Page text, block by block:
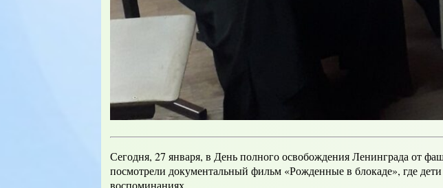
Сегодня, 27 января, в День полного освобождения Ленинграда от
посмотрели документальный фильм «Рожденные в блокаде», где
воспоминаниях.